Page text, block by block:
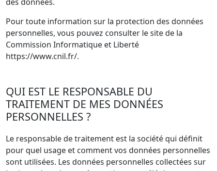
Pour toute information sur la protection des données
personnelles, vous pouvez consulter le site de la
Commission Informatique et Liberté
https://www.cnil.fr/.
QUI EST LE RESPONSABLE DU
TRAITEMENT DE MES DONNÉES
PERSONNELLES ?
Le responsable de traitement est la société qui définit
pour quel usage et comment vos données personnelles
sont utilisées. Les données personnelles collectées sur